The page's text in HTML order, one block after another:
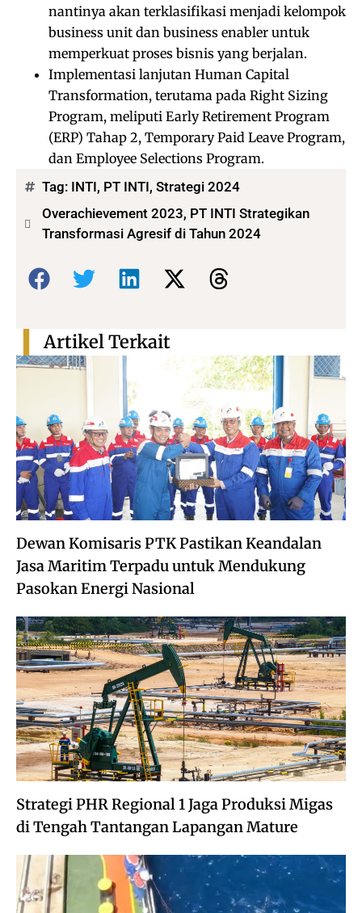
nantinya akan terklasifikasi menjadi kelompok
business unit dan business enabler untuk
memperkuat proses bisnis yang berjalan.
Implementasi lanjutan Human Capital
Transformation, terutama pada Right Sizing
Program, meliputi Early Retirement Program
(ERP) Tahap 2, Temporary Paid Leave Program,
dan Employee Selections Program.
Tag: INTI, PT INTI, Strategi 2024
Overachievement 2023, PT INTI Strategikan
Transformasi Agresif di Tahun 2024
Bagikan:
Dewan Komisaris PTK Pastikan Keandalan
Jasa Maritim Terpadu untuk Mendukung
Pasokan Energi Nasional
Strategi PHR Regional 1 Jaga Produksi Migas
di Tengah Tantangan Lapangan Mature
Artikel Terkait